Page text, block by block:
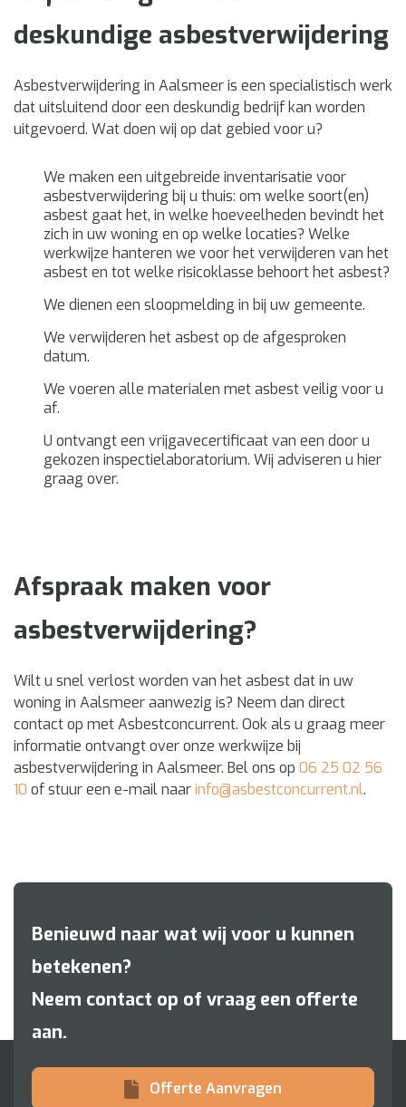
deskundige asbestverwijdering
Asbestverwijdering in Aalsmeer is een specialistisch werk
dat uitsluitend door een deskundig bedrijf kan worden
uitgevoerd. Wat doen wij op dat gebied voor u?
We maken een uitgebreide inventarisatie voor
asbestverwijdering bij u thuis: om welke soort(en)
asbest gaat het, in welke hoeveelheden bevindt het
zich in uw woning en op welke locaties? Welke
werkwijze hanteren we voor het verwijderen van het
asbest en tot welke risicoklasse behoort het asbest?
We dienen een sloopmelding in bij uw gemeente.
We verwijderen het asbest op de afgesproken
datum.
We voeren alle materialen met asbest veilig voor u
af.
U ontvangt een vrijgavecertificaat van een door u
gekozen inspectielaboratorium. Wij adviseren u hier
graag over.
Afspraak maken voor
asbestverwijdering?
Wilt u snel verlost worden van het asbest dat in uw
woning in Aalsmeer aanwezig is? Neem dan direct
contact op met Asbestconcurrent. Ook als u graag meer
informatie ontvangt over onze werkwijze bij
asbestverwijdering in Aalsmeer. Bel ons op 06 25 02 56
10 of stuur een e-mail naarinfo@asbestconcurrent.nl.
Benieuwd naar wat wij voor u kunnen
betekenen?
Neem contact op of vraag een offerte
aan.
Offerte Aanvragen